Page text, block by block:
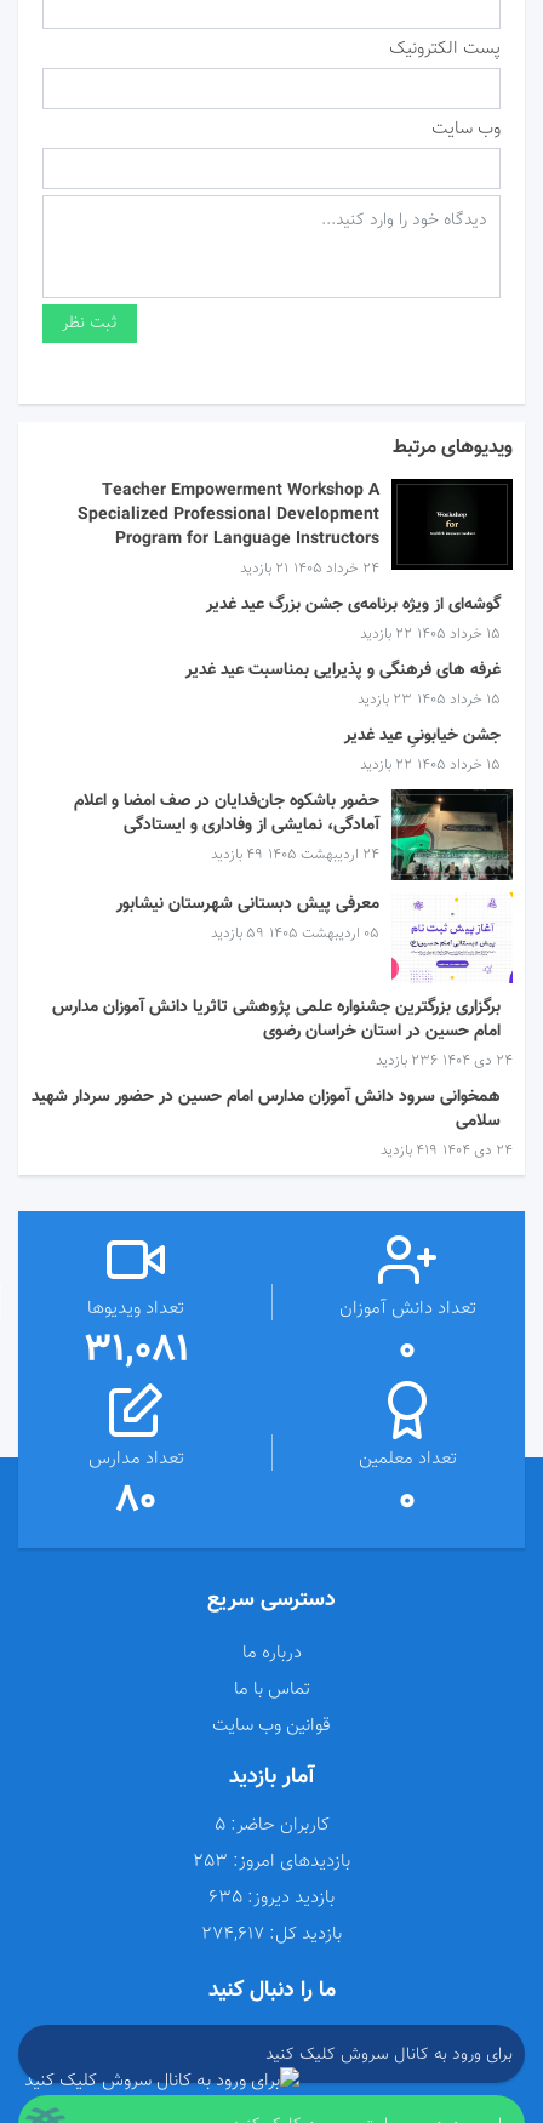
پست الکترونیک
وب سایت
ویدیوهای مرتبط
Teacher Empowerment Workshop A
Specialized Professional Development
Program for Language Instructors
۲۴ خرداد ۱۴۰۵ 21 بازدید
گوشه‌ای از ویژه برنامه‌ی جشن بزرگ عید غدیر
۱۵ خرداد ۱۴۰۵ 22 بازدید
غرفه های فرهنگی و پذیرایی بمناسبت عید غدیر
۱۵ خرداد ۱۴۰۵ 23 بازدید
جشن خیابونیِ عید غدیر
۱۵ خرداد ۱۴۰۵ 22 بازدید
حضور باشکوه جان‌فدایان در صف امضا و اعلام
آمادگی، نمایشی از وفاداری و ایستادگی
۲۴ اردیبهشت ۱۴۰۵ 49 بازدید
معرفی پیش دبستانی شهرستان نیشابور
۰۵ اردیبهشت ۱۴۰۵ 59 بازدید
برگزاری بزرگترین جشنواره علمی پژوهشی تاثریا دانش آموزان مدارس
امام حسین در استان خراسان رضوی
۲۴ دی ۱۴۰۴ 236 بازدید
همخوانی سرود دانش آموزان مدارس امام حسین در حضور سردار شهید
سلامی
۲۴ دی ۱۴۰۴ 419 بازدید
تعداد دانش آموزان
0
تعداد ویدیوها
31,081
تعداد معلمین
0
تعداد مدارس
80
دسترسی سریع
درباره ما
تماس با ما
قوانین وب سایت
آمار بازدید
کاربران حاضر: 5
بازدیدهای امروز:
بازدید دیروز:
بازدید کل:
ما را دنبال کنید
برای ورود به کانال سروش کلیک کنید